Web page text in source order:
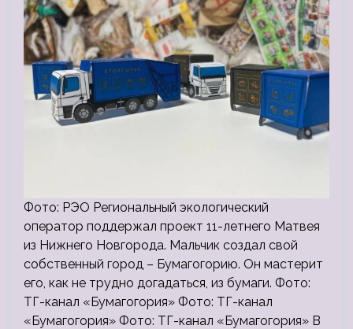
Фото: РЭО Региональный экологический
оператор поддержал проект 11-летнего Матвея
из Нижнего Новгорода. Мальчик создал свой
собственный город – Бумагогорию. Он мастерит
его, как не трудно догадаться, из бумаги. Фото:
ТГ-канал «Бумагогория» Фото: ТГ-канал
«Бумагогория» Фото: ТГ-канал «Бумагогория» В